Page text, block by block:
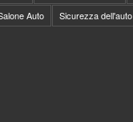
Auto Sicurezza dell'auto